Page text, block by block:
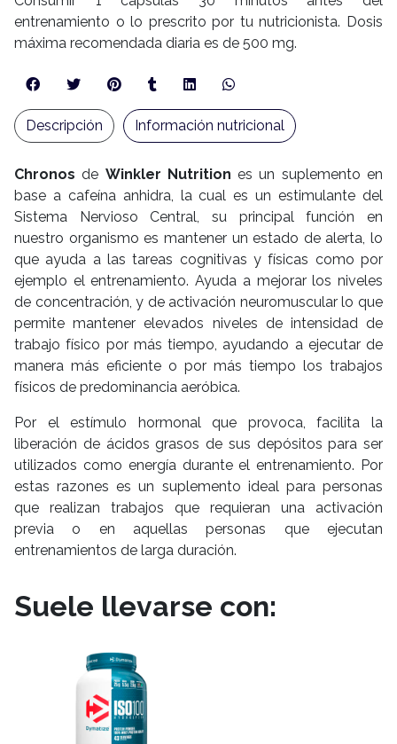
entrenamiento o lo prescrito por tu nutricionista. Dosis
máxima recomendada diaria es de 500 mg.
Chronosde Winkler Nutrition es un suplemento en
base a cafeína anhidra, la cual es un estimulante del
Sistema Nervioso Central, su principal función en
nuestro organismo es mantener un estado de alerta, lo
que ayuda a las tareas cognitivas y físicas como por
ejemplo el entrenamiento. Ayuda a mejorar los niveles
de concentración, y de activación neuromuscular lo que
permite mantener elevados niveles de intensidad de
trabajo físico por más tiempo, ayudando a ejecutar de
manera más eficiente o por más tiempo los trabajos
físicos de predominancia aeróbica.
Por el estímulo hormonal que provoca, facilita la
liberación de ácidos grasos de sus depósitos para ser
utilizados como energía durante el entrenamiento. Por
estas razones es un suplemento ideal para personas
que realizan trabajos que requieran una activación
previa o en aquellas personas que ejecutan
entrenamientos de larga duración.
Descripción Información nutricional
Suele llevarse con: